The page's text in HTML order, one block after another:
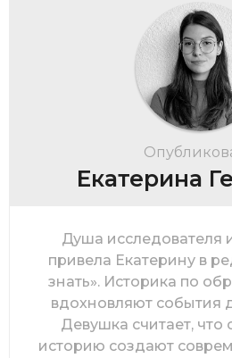
Екатерина
Душа исследователя
привела Екатерину в
знать». Историка по
вдохновляют события
Девушка считает,
историю создают